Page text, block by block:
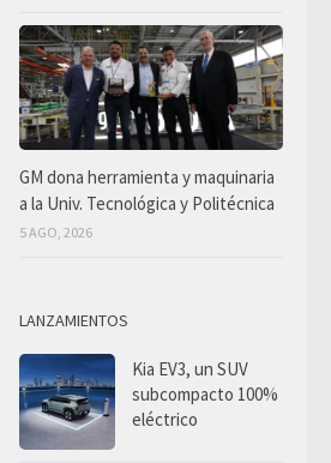
GM dona herramienta y maquinaria
a la Univ. Tecnológica y Politécnica
5 AGO, 2026
LANZAMIENTOS
Kia EV3, un SUV
subcompacto 100%
eléctrico